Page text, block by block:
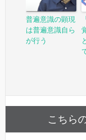
普遍意識の顕現
は普遍意識自ら
が行う
こちら